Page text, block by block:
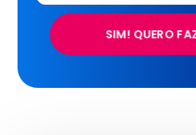
SIM! QUERO